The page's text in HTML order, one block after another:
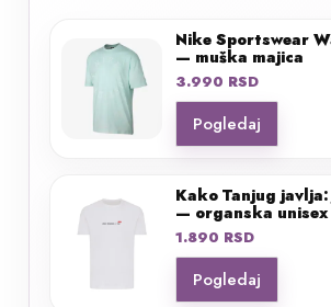
Nike Sportswear
— muška majica
3.990 RSD
Pogledaj
Kako Tanjug
— organska unisex
1.890 RSD
Pogledaj